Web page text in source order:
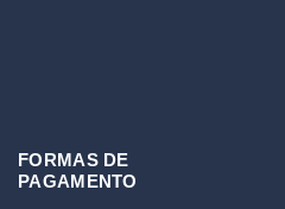
FORMAS DE
PAGAMENTO